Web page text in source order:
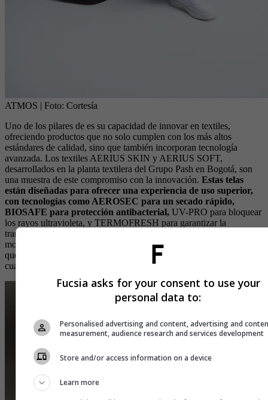
ATMOS | Foto: Cortesía
Uno de los pilares de es su capacidad de innovar en textiles,
ofreciendo productos que no solo cumplen con los más altos
estándares de calidad, sino que también incorporan tecnología
avanzada. Los textiles AERIUS SKIN y AERIUS SOFT,
desarrollados en la planta textilera del Grupo Pash en Bogotá, son
una muestra de este compromiso con la innovación. Estas telas
están diseñadas para ofrecer una experiencia de uso superior,
con tecnologías como AEROSEC para un secado rápido,
BIOSAFE para protección antibacterial, UV-PRO para bloquear
los rayos ultravioleta, y TERMOFRESH para garantizar la
transpirabilidad. Además, los productos están pensados para soportar
movimientos intensos, con características como SQUAT PROOF,
que aseguran la durabilidad y funcionalidad de las prendas en
cualquier tipo de actividad física.
Fucsia asks for your consent to use your
personal data to:
Personalised advertising and content, advertising and
measurement, audience research and services development
Store and/or access information on a device
Learn more